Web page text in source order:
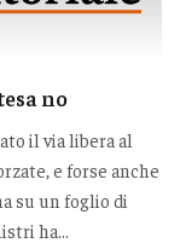
no
il via libera al
e forse anche
su un foglio di
ha...